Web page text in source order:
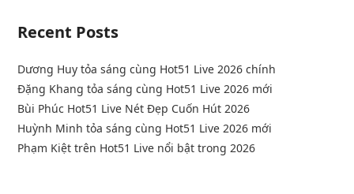
Recent Posts
Dương Huy tỏa sáng cùng Hot51 Live 2026 chính
Đặng Khang tỏa sáng cùng Hot51 Live 2026 mới
Bùi Phúc Hot51 Live Nét Đẹp Cuốn Hút 2026
Huỳnh Minh tỏa sáng cùng Hot51 Live 2026 mới
Phạm Kiệt trên Hot51 Live nổi bật trong 2026